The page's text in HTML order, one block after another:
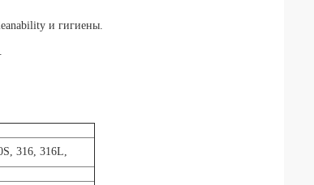
и гигиены.
316, 316L,